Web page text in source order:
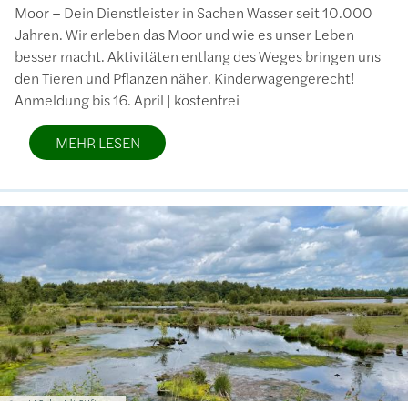
Moor – Dein Dienstleister in Sachen Wasser seit 10.000
Jahren. Wir erleben das Moor und wie es unser Leben
besser macht. Aktivitäten entlang des Weges bringen uns
den Tieren und Pflanzen näher. Kinderwagengerecht!
Anmeldung bis 16. April | kostenfrei
MEHR LESEN
Bild